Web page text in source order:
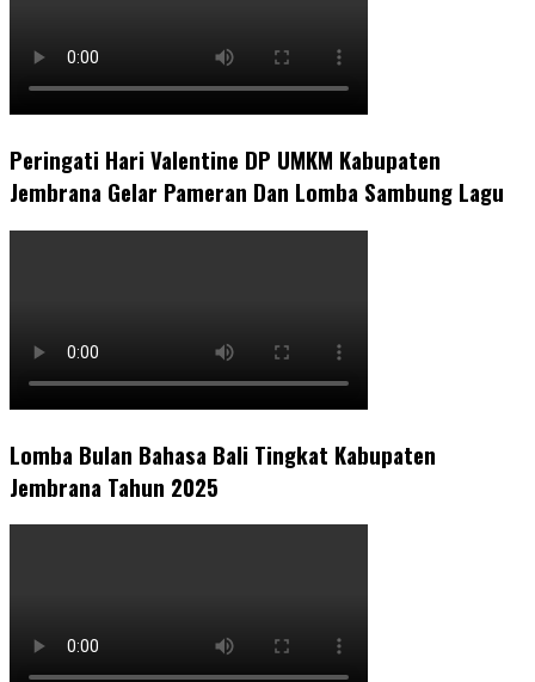
Peringati Hari Valentine DP UMKM Kabupaten
Jembrana Gelar Pameran Dan Lomba Sambung Lagu
Lomba Bulan Bahasa Bali Tingkat Kabupaten
Jembrana Tahun 2025